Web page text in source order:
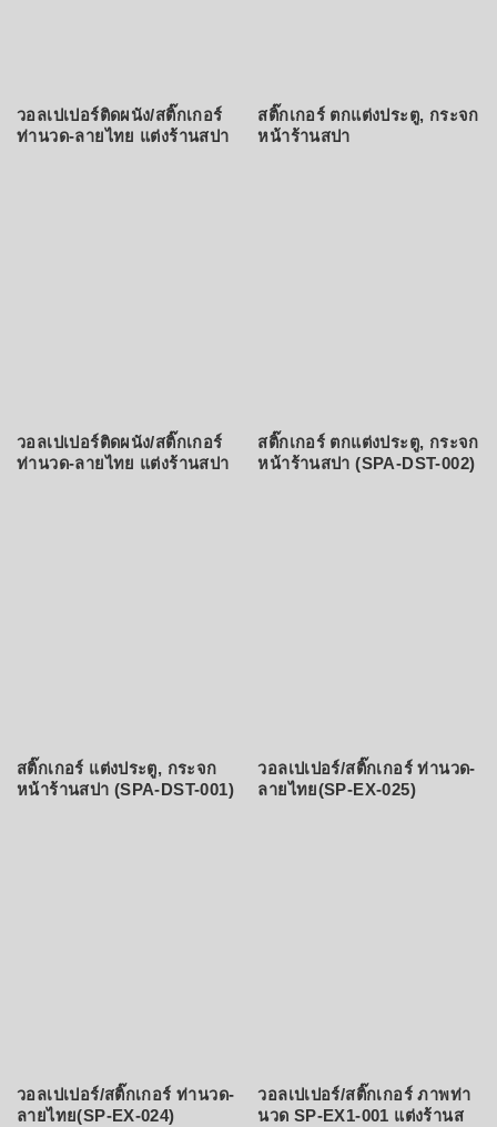
วอลเปเปอร์ติดผนัง/สติ๊กเกอร์
ท่านวด-ลายไทย แต่งร้านสปา
สติ๊กเกอร์ ตกแต่งประตู, กระจก
หน้าร้านสปา
วอลเปเปอร์ติดผนัง/สติ๊กเกอร์
ท่านวด-ลายไทย แต่งร้านสปา
สติ๊กเกอร์ ตกแต่งประตู, กระจก
หน้าร้านสปา (SPA-DST-002)
สติ๊กเกอร์ แต่งประตู, กระจก
หน้าร้านสปา (SPA-DST-001)
วอลเปเปอร์/สติ๊กเกอร์ ท่านวด-
ลายไทย(SP-EX-025)
วอลเปเปอร์/สติ๊กเกอร์ ท่านวด-
ลายไทย(SP-EX-024)
วอลเปเปอร์/สติ๊กเกอร์ ภาพท่า
นวด SP-EX1-001 แต่งร้านส